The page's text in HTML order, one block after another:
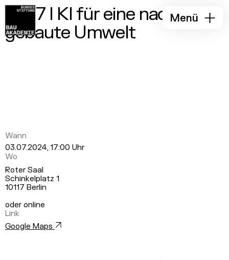
Menü
TiD 7 I KI für eine nachhaltig
gebaute Umwelt
Wann
03.07.2024, 17:00 Uhr
Wo
Roter Saal
Schinkelplatz 1
10117 Berlin
oder online
Link
Google Maps